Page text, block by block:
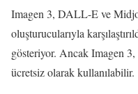
Imagen 3, DALL-E ve
oluşturucularıyla
gösteriyor. Ancak Imagen
ücretsiz olarak kullanılabilir.